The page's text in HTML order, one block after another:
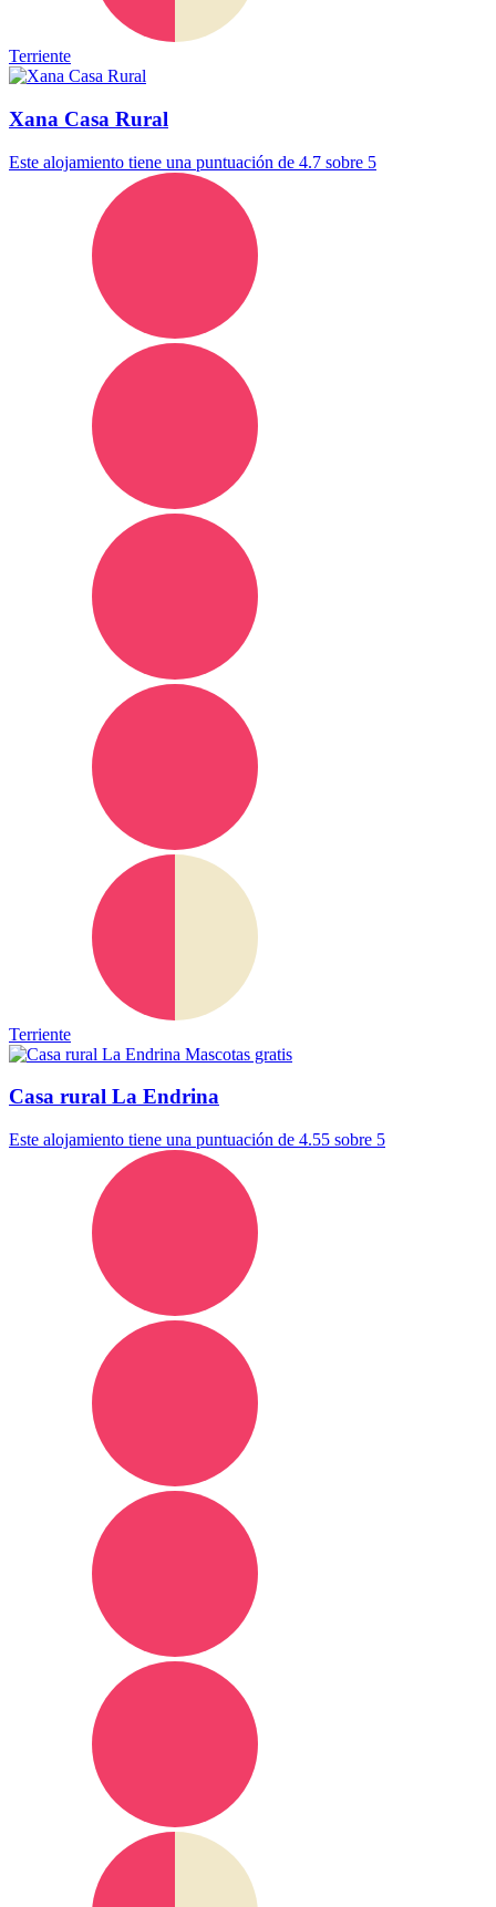
Terriente
Xana Casa Rural
Este alojamiento tiene una puntuación de 4.7 sobre 5
Terriente
Mascotas gratis
Casa rural La Endrina
Este alojamiento tiene una puntuación de 4.55 sobre 5